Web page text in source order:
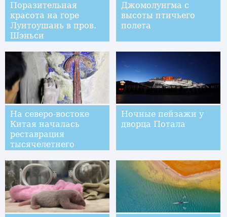
Поразительная
красота на горе
Лунтоушань в пров.
Шэньси
Джомолунгма с
высоты птичьего
полета
На северо-востоке
Китая началась
реставрация
тысячелетнего
Ночные пейзажи у
дворца Потала